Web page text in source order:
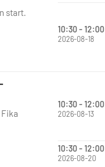
start.
10:30 - 12:00
2026-08-18
10:30 - 12:00
2026-08-13
10:30 - 12:00
2026-08-20